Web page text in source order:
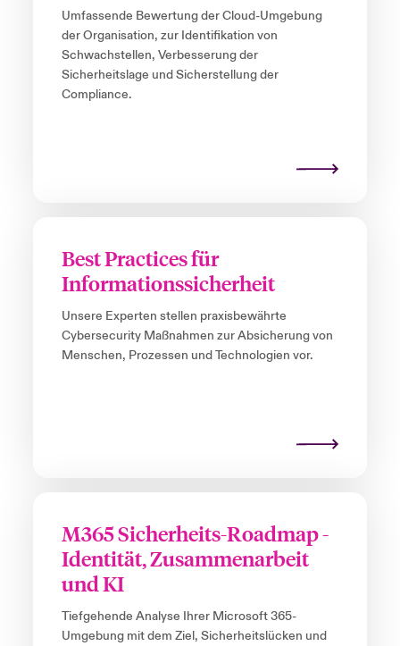
Umfassende Bewertung der Cloud-Umgebung
der Organisation, zur Identifikation von
Schwachstellen, Verbesserung der
Sicherheitslage und Sicherstellung der
Compliance.
Best Practices für
Informationssicherheit
Unsere Experten stellen praxisbewährte
Cybersecurity Maßnahmen zur Absicherung von
Menschen, Prozessen und Technologien vor.
M365 Sicherheits-Roadmap -
Identität, Zusammenarbeit
und KI
Tiefgehende Analyse Ihrer Microsoft 365-
Umgebung mit dem Ziel, Sicherheitslücken und